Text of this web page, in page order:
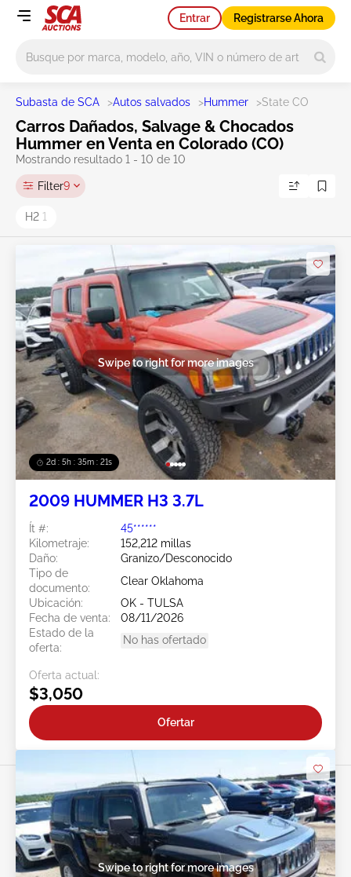
Entrar Registrarse Ahora
Subasta de SCA >Autos salvados >Hummer >State CO
Carros Dañados, Salvage & Chocados
Hummer en Venta en Colorado (CO)
Mostrando resultado 1 - 10 de 10
Filter9
H2 1
2d : 5h : 35m : 20s
Swipe to right for more images
2009 HUMMER H3 3.7L
Ít #:
45******
Kilometraje:
152,212 millas
Daño:
Granizo/Desconocido
Tipo de
documento:
Clear Oklahoma
Ubicación:
OK - TULSA
Fecha de venta:
08/11/2026
Estado de la
oferta:
No has ofertado
Oferta actual:
$3,050
Ofertar
Swipe to right for more images